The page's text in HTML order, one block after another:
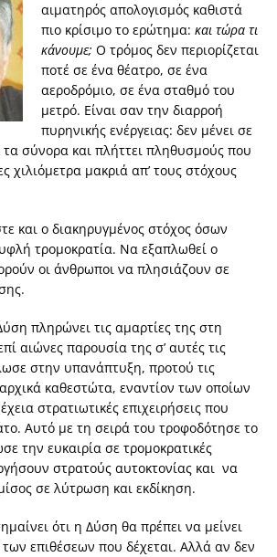
αιματηρός απολογισμός καθιστά
πιο κρίσιμο το ερώτημα: και τώρα τι
κάνουμε; Ο τρόμος δεν περιορίζεται
ποτέ σε ένα θέατρο, σε ένα
αεροδρόμιο, σε ένα σταθμό του
μετρό. Είναι σαν την διαρροή
πυρηνικής ενέργειας: δεν μένει σε
σύνορα και πλήττει πληθυσμούς που
χιλιόμετρα μακριά απ’ τους στόχους
και ο διακηρυγμένος στόχος όσων
τρομοκρατία. Να εξαπλωθεί ο
οι άνθρωποι να πλησιάζουν σε
πληρώνει τις αμαρτίες της στη
αιώνες παρουσία της σ’ αυτές τις
στην υπανάπτυξη, προτού τις
καθεστώτα, εναντίον των οποίων
στρατιωτικές επιχειρήσεις που
Αυτό με τη σειρά του τροφοδότησε το
την ευκαιρία σε τρομοκρατικές
στρατούς αυτοκτονίας και να
σε λύτρωση και εκδίκηση.
ότι η Δύση θα πρέπει να μείνει
επιθέσεων που δέχεται. Αλλά αν δεν